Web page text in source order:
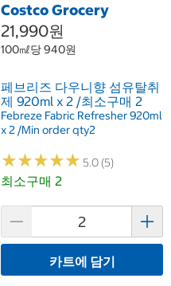
Costco Grocery
21,990원
100㎖당 940원
페브리즈 다우니향 섬유탈취
제 920ml x 2 /최소구매 2
Febreze Fabric Refresher 920ml
x 2 /Min order qty2
★★★★★
★★★★★ 5.0 (5)
최소구매 2
카트에 담기